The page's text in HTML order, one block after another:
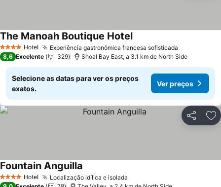
4 EstrelasHotel Experiência gastronômica francesa sofisticada
The Manoah Boutique HotelVer preços
8,6 Excelente 329 Shoal Bay East, a 3.1 km de North Side
Selecione as datas para ver os preços
exatos.
Ver preços
Partilhar
4 EstrelasHotel Localização idílica e isolada
Fountain Anguilla